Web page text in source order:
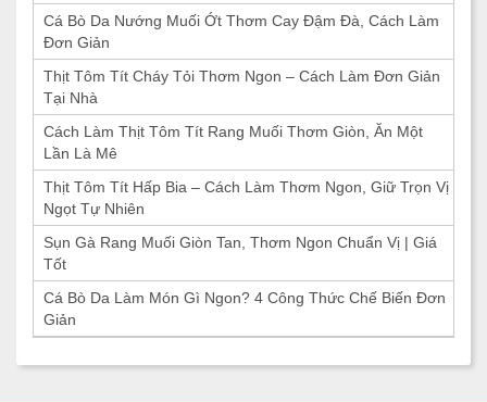
Cá Bò Da Nướng Muối Ớt Thơm Cay Đậm Đà, Cách Làm
Đơn Giản
Thịt Tôm Tít Cháy Tỏi Thơm Ngon – Cách Làm Đơn Giản
Tại Nhà
Cách Làm Thịt Tôm Tít Rang Muối Thơm Giòn, Ăn Một
Lần Là Mê
Thịt Tôm Tít Hấp Bia – Cách Làm Thơm Ngon, Giữ Trọn Vị
Ngọt Tự Nhiên
Sụn Gà Rang Muối Giòn Tan, Thơm Ngon Chuẩn Vị | Giá
Tốt
Cá Bò Da Làm Món Gì Ngon? 4 Công Thức Chế Biến Đơn
Giản